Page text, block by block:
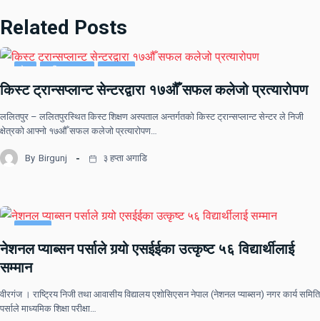
Related Posts
किस्ट ट्रान्सप्लान्ट सेन्टरद्वारा १७औँ सफल कलेजो प्रत्यारोपण
ललितपुर – ललितपुरस्थित किस्ट शिक्षण अस्पताल अन्तर्गतको किस्ट ट्रान्सप्लान्ट सेन्टर ले निजी
क्षेत्रको आफ्नो १७औँ सफल कलेजो प्रत्यारोपण…
By Birgunj ३ हप्ता अगाडि
नेशनल प्याब्सन पर्साले गर्‍यो एसईईका उत्कृष्ट ५६ विद्यार्थीलाई
सम्मान
वीरगंज । राष्ट्रिय निजी तथा आवासीय विद्यालय एशोसिएसन नेपाल (नेशनल प्याब्सन) नगर कार्य समिति
पर्साले माध्यमिक शिक्षा परीक्षा…